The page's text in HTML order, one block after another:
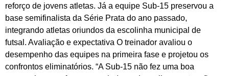
reforço de jovens atletas. Já a equipe Sub-15 preservou a
base semifinalista da Série Prata do ano passado,
integrando atletas oriundos da escolinha municipal de
futsal. Avaliação e expectativa O treinador avaliou o
desempenho das equipes na primeira fase e projetou os
confrontos eliminatórios. “A Sub-15 não fez uma boa